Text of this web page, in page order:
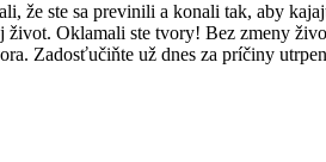
ste sa previnili a konali tak, aby
Oklamali ste tvory! Bez zmeny
Zadosťučiňte už dnes za príčiny